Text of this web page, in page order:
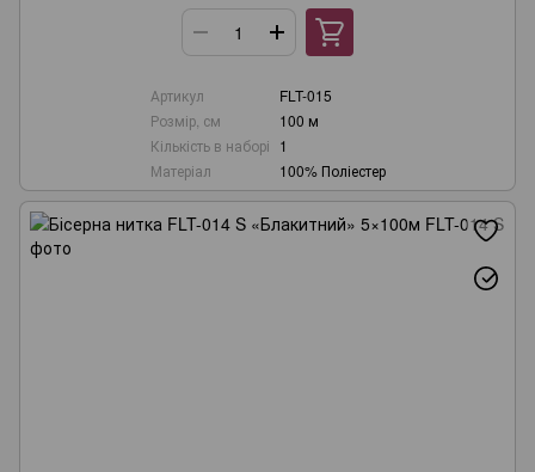
Артикул
FLT-015
Розмір, см
100 м
Кількість в наборі 1
Матеріал
100% Поліестер